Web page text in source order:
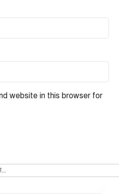
website in this browser for